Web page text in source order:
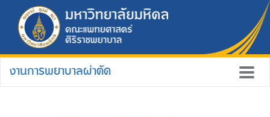
งานการพยาบาลผ่าตัด